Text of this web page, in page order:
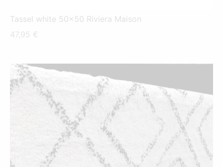
Tassel white 50x50 Riviera Maison
47,95 €